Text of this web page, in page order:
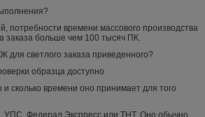
потребности времени массового производства
заказа больше чем 100 тысяч ПК.
светлого заказа приведенного?
образца доступно
и сколько времени оно принимает для того
Федерал Экспресс или ТНТ. Оно обычно